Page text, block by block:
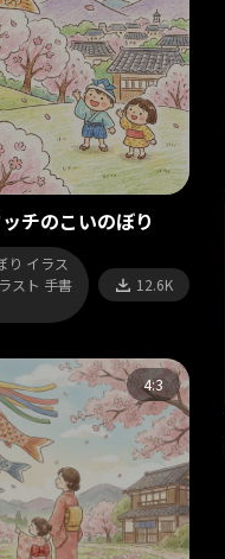
チのこいのぼり
り イラス
スト 手書
12.6K
4:3